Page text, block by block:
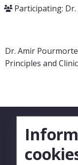
Participating:
Dr. Amir
Principles and